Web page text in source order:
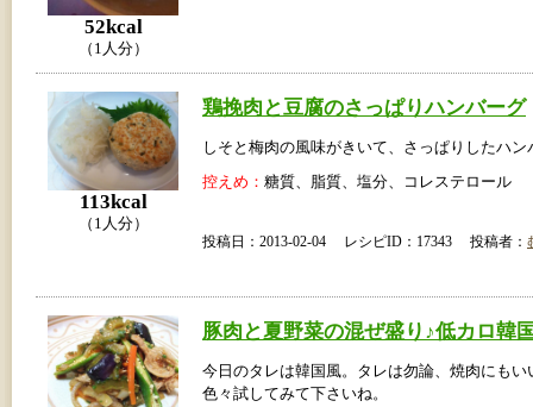
52kcal
（1人分）
113kcal
（1人分）
鶏挽肉と豆腐のさっぱりハンバーグ
しそと梅肉の風味がきいて、さっぱりしたハ
控えめ： 糖質、脂質、塩分、コレステロール
投稿日：2013-02-04 レシピID：17343 投稿者：
豚肉と夏野菜の混ぜ盛り♪低カロ韓
今日のタレは韓国風。タレは勿論、焼肉にもい
色々試してみて下さいね。